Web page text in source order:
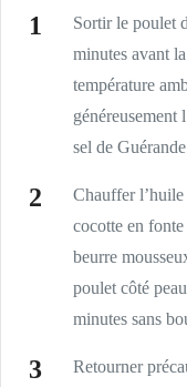
Sortir le poulet
minutes avant
température
généreusement
sel de
Chauffer l’huile
cocotte en
beurre
poulet côté
minutes sans
Retourner